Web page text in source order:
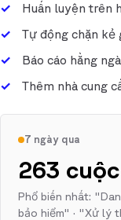
Huấn luyện trên
Tự động chặn kẻ
Báo cáo hằng
Thêm nhà cung
7 ngày qua
263
Phổ biến nhất:
bảo hiểm" · "Xử lý